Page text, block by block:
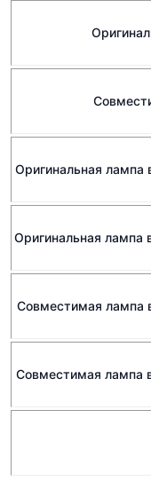
Оригинальная
Оригинальная лампа
Совместимая лампа
Совместимая лампа